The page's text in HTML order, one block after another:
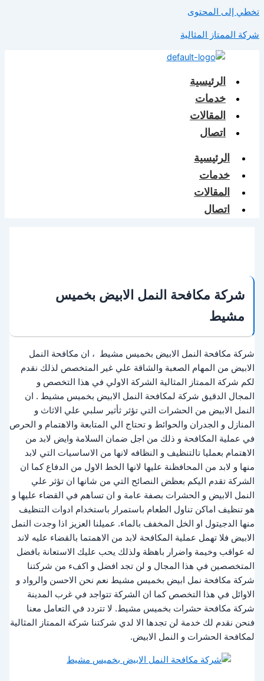
تخطي إلى المحتوى
شركة الممتاز المثالية
الرئيسية
خدمات
المقالات
اتصال
الرئيسية
خدمات
المقالات
اتصال
شركة مكافحة النمل الابيض بخميس
مشيط
شركة مكافحة النمل الابيض بخميس مشيط ، ان مكافحة النمل
الابيض من المهام الصعبة والشاقة علي غير المتخصص لذلك نقدم
لكم شركة الممتاز المثالية الشركة الاولي في هذا التخصص و
المجال الدقيق شركة لمكافحة النمل الابيض بخميس مشيط . ان
النمل الابيض من الحشرات التي تؤثر ثأثير سلبي علي الاثاث و
المنازل و الجدران والحوائط و تحتاج الي المتابعة والاهتمام و الحرص
في عملية المكافحة و ذلك من اجل ضمان السلامة وايض لابد من
الاهتمام بعمليا تالتنظيف و النظافه لانها من الاساسيات التي لابد
منها و لابد من المحافظنة عليها لانها الخط الاول من الدفاع كما ان
الشركة تقدم اليكم بعظض النصائح التي من شانها ان تؤثر علي
النمل الابيض و الحشرات بصفة عامة و ان تساهم في القضاء عليها و
هو تنظيف اماكن تناول الطعام باستمرار باستخدام ادوات التنظيف
منها الدجيتول او الخل المخفف بالماء. عميلنا العزيز اذا وجدت النمل
الابيض فلا تهمل عملية المكافحة لابد من الاهمتما بالقضاء عليه لاند
له عواقب وخيمة واضرار باهظة ولذلك يحب عليك الاستعانة بافضل
المتخصصين في هذا المجال و لن تجد افضل و اكفء من شركتنا
شركة مكافحة نمل ابيض بخميس مشيط نعم نحن الاحسن والرواد و
الاوائل في هذا التخصص كما ان الشركة تتواجد في غرب المدينة
شركة مكافحة حشرات بخميس مشيط. لا تتردد في التعامل معنا
فنحن نقدم لك خدمة لن تجدها الا لدي شركتنا شركة الممتاز المثالية
لمكافحة الحشرات و النمل الابيض.